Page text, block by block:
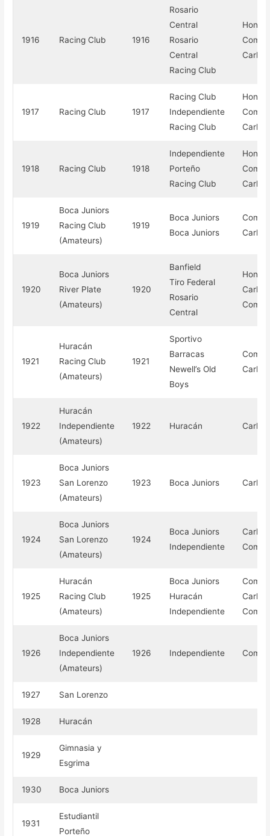
1916 Racing Club 1916
Rosario
Central
Rosario
Central
Racing Club
Honor
Carlos
1917 Racing Club 1917
Racing Club
Independiente
Racing Club
Honor
Carlos
1918 Racing Club 1918
Independiente
Porteño
Racing Club
Honor
Carlos
1919
Boca Juniors
Racing Club
(Amateurs)
1919
Boca Juniors
Boca Juniors
Carlos
1920
Boca Juniors
River Plate
(Amateurs)
1920
Banfield
Tiro Federal
Rosario
Central
Honor
Carlos
1921
Huracán
Racing Club
(Amateurs)
1921
Sportivo
Barracas
Newell’s Old
Boys
Carlos
1922
Huracán
Independiente
(Amateurs)
1922 Huracán Carlos
1923
Boca Juniors
San Lorenzo
(Amateurs)
1923 Boca Juniors Carlos
1924
Boca Juniors
San Lorenzo
(Amateurs)
1924
Boca Juniors
Independiente
Carlos
1925
Huracán
Racing Club
(Amateurs)
1925
Boca Juniors
Huracán
Independiente
Carlos
1926
Boca Juniors
Independiente
(Amateurs)
1926 Independiente
1927 San Lorenzo
1928 Huracán
1929
Gimnasia y
Esgrima
1930 Boca Juniors
1931
Estudiantil
Porteño